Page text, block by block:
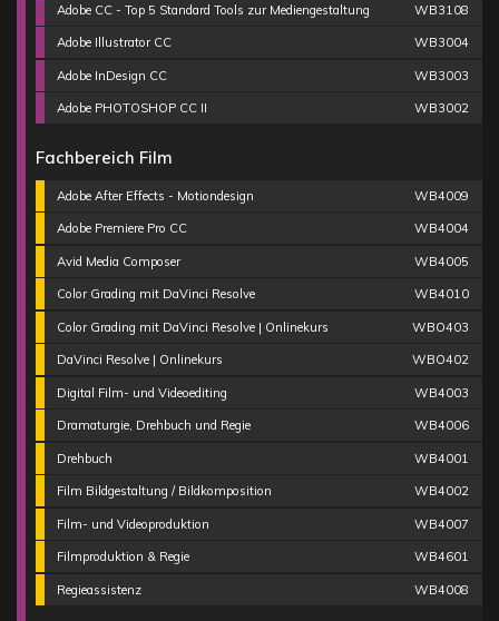
Adobe CC - Top 5 Standard Tools zur Mediengestaltung WB3108
Adobe Illustrator CC WB3004
Adobe InDesign CC WB3003
Adobe PHOTOSHOP CC II WB3002
Fachbereich Film
Adobe After Effects - Motiondesign WB4009
Adobe Premiere Pro CC WB4004
Avid Media Composer WB4005
Color Grading mit DaVinci Resolve WB4010
Color Grading mit DaVinci Resolve | Onlinekurs WBO403
DaVinci Resolve | Onlinekurs WBO402
Digital Film- und Videoediting WB4003
Dramaturgie, Drehbuch und Regie WB4006
Drehbuch WB4001
Film Bildgestaltung / Bildkomposition WB4002
Film- und Videoproduktion WB4007
Filmproduktion & Regie WB4601
Regieassistenz WB4008